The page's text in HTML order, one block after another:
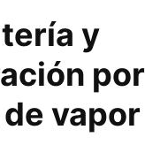
y
por
vapor